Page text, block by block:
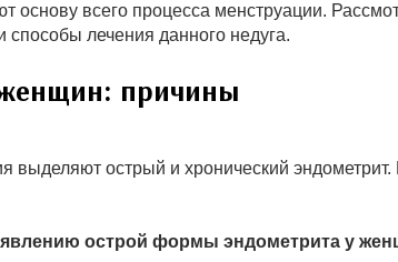
основу всего процесса менструации.
лечения данного недуга.
причины
выделяют острый и хронический
острой формы эндометрита у